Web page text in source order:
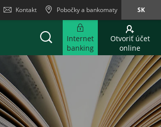
Kontakt Pobočky a bankomaty SK
Internet
banking
Otvoriť účet
online